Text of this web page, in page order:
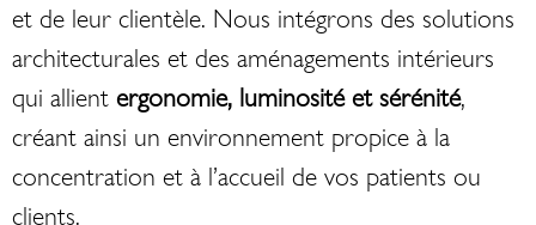
et de leur clientèle. Nous intégrons des solutions
architecturales et des aménagements intérieurs
qui allient ergonomie, luminosité et sérénité,
créant ainsi un environnement propice à la
concentration et à l’accueil de vos patients ou
clients.